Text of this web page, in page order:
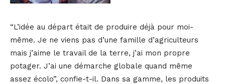
“L’idée au départ était de produire déjà pour moi-
même. Je ne viens pas d’une famille d’agriculteurs
mais j’aime le travail de la terre, j’ai mon propre
potager. J’ai une démarche globale quand même
assez écolo”, confie-t-il. Dans sa gamme, les produits